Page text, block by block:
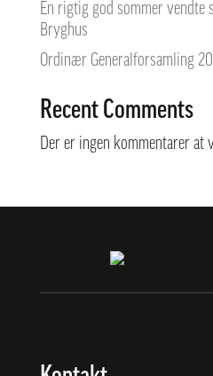
En rigtig god sommer vendte
Bryghus
Ordinær Generalforsamling
Recent Comments
Der er ingen kommentarer at